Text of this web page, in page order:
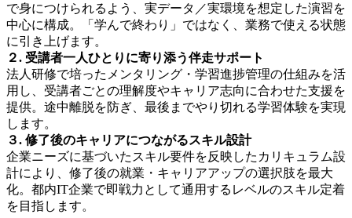
で身につけられるよう、実データ／実環境を想定した演習を
中心に構成。「学んで終わり」ではなく、業務で使える状態
に引き上げます。
２. 受講者一人ひとりに寄り添う伴走サポート
法人研修で培ったメンタリング・学習進捗管理の仕組みを活
用し、受講者ごとの理解度やキャリア志向に合わせた支援を
提供。途中離脱を防ぎ、最後までやり切れる学習体験を実現
します。
３. 修了後のキャリアにつながるスキル設計
企業ニーズに基づいたスキル要件を反映したカリキュラム設
計により、修了後の就業・キャリアアップの選択肢を最大
化。都内IT企業で即戦力として通用するレベルのスキル定着
を目指します。